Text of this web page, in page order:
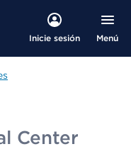
Inicie sesión Menú
Center